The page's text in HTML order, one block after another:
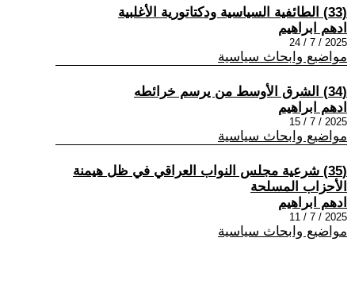
(33) الطائفية السياسية ودكتاتورية الأغلبية
ادهم ابراهيم
2025 / 7 / 24
مواضيع وابحاث سياسية
(34) الشرق الأوسط من يرسم خرائطه
ادهم ابراهيم
2025 / 7 / 15
مواضيع وابحاث سياسية
(35) شرعية مجلس النواب العراقي في ظل هيمنة
الأحزاب المسلحة
ادهم ابراهيم
2025 / 7 / 11
مواضيع وابحاث سياسية